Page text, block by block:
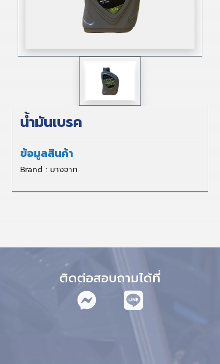
น้ำมันเบรค
ข้อมูลสินค้า
Brand : บางจาก
ติดต่อสอบถามได้ที่